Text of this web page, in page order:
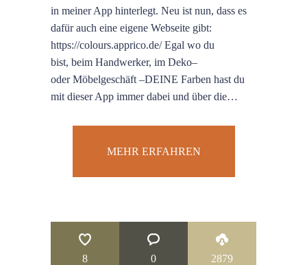
in meiner App hinterlegt. Neu ist nun, dass es
dafür auch eine eigene Webseite gibt:
https://colours.apprico.de/ Egal wo du
bist, beim Handwerker, im Deko–
oder Möbelgeschäft –DEINE Farben hast du
mit dieser App immer dabei und über die…
MEHR ERFAHREN
8 0 2879